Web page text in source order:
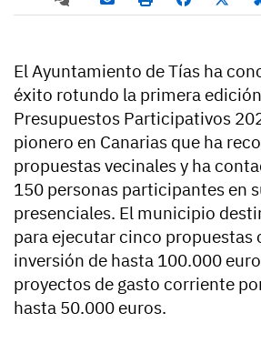
El Ayuntamiento de Tías ha
éxito rotundo la primera
Presupuestos Participativos
pionero en Canarias que ha
propuestas vecinales y ha
150 personas participantes en
presenciales. El municipio
para ejecutar cinco propuestas
inversión de hasta 100.000
proyectos de gasto corriente
hasta 50.000 euros.